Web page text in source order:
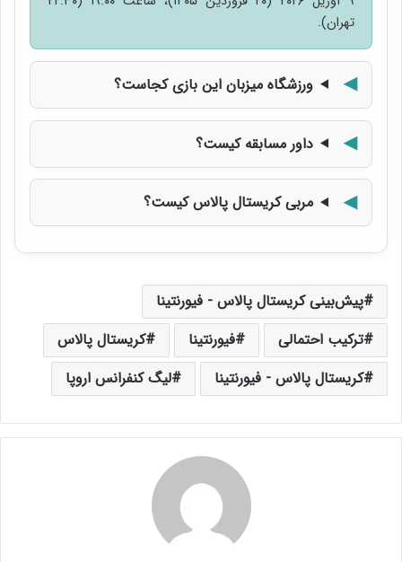
تهران).
ورزشگاه میزبان این بازی کجاست؟
داور مسابقه کیست؟
مربی کریستال پالاس کیست؟
پیش‌بینی کریستال پالاس - فیورنتینا
ترکیب احتمالی
فیورنتینا
کریستال پالاس
کریستال پالاس - فیورنتینا
لیگ کنفرانس اروپا